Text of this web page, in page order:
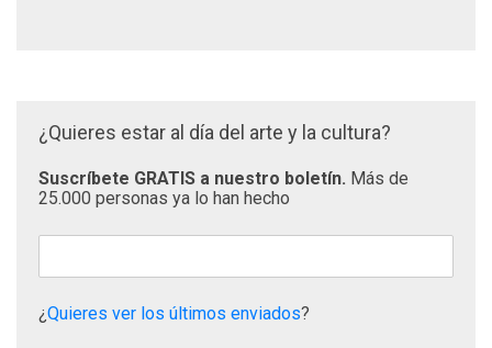
¿Quieres estar al día del arte y la cultura?
Suscríbete GRATIS a nuestro boletín. Más de
25.000 personas ya lo han hecho
¿Quieres ver los últimos enviados?